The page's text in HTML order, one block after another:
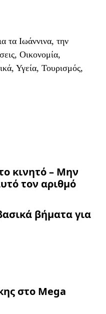
τα Ιωάννινα, την
Οικονομία,
Υγεία, Τουρισμός,
κινητό – Μην
τον αριθμό
βήματα για
στο Mega